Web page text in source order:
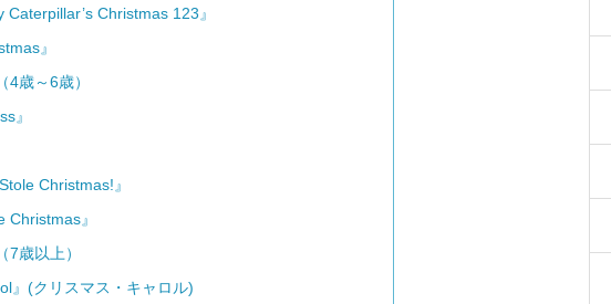
Christmas 123』
』
歳～6歳）
』
Christmas!』
』
歳以上）
』(クリスマス・キャロル)